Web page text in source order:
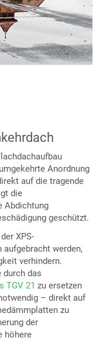
Anordnung
auf die tragende
die
Abdichtung
geschützt.
XPS-
werden,
verhindern.
durch das
TGV 21 zu ersetzen
– direkt auf
zu
der
höhere